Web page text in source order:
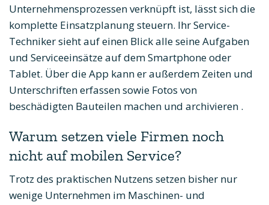
Unternehmensprozessen verknüpft ist, lässt sich die
komplette Einsatzplanung steuern. Ihr Service-
Techniker sieht auf einen Blick alle seine Aufgaben
und Serviceeinsätze auf dem Smartphone oder
Tablet. Über die App kann er außerdem Zeiten und
Unterschriften erfassen sowie Fotos von
beschädigten Bauteilen machen und archivieren .
Warum setzen viele Firmen noch
nicht auf mobilen Service?
Trotz des praktischen Nutzens setzen bisher nur
wenige Unternehmen im Maschinen- und